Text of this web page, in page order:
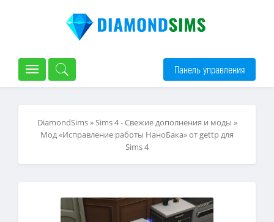
Панель управления
DiamondSims»Sims 4 - Свежие дополнения и моды »
Мод «Исправление работы НаноБака» от gettp для
Sims 4